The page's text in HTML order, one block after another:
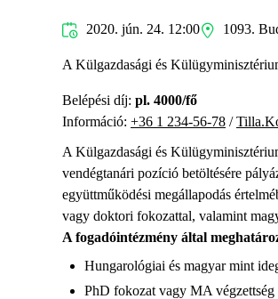
2020. jún. 24. 12:00 1093.
A Külgazdasági és
Belépési díj: pl. 4000/fő
Információ: +36 1 234-56-78 /
A Külgazdasági és
vendégtanári pozíció betöltésére
együttműködési megállapodás
vagy doktori fokozattal, valamint
A fogadóintézmény által
Hungarológiai és magyar mint
PhD fokozat vagy MA végzettség